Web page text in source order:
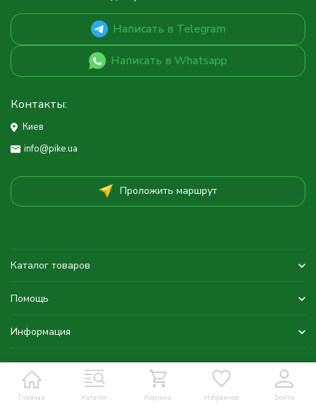
Главная Каталог Корзина Избранное Войти
Написать в Telegram
Написать в Whatsapp
Контакты:
Киев
info@pike.ua
Проложить маршрут
Каталог товаров
Помощь
Информация